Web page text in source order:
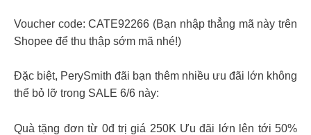
Voucher code: CATE92266 (Bạn nhập thẳng mã này trên
Shopee để thu thập sớm mã nhé!)
Đặc biệt, PerySmith đãi bạn thêm nhiều ưu đãi lớn không
thể bỏ lỡ trong SALE 6/6 này:
Quà tặng đơn từ 0đ trị giá 250K Ưu đãi lớn lên tới 50%